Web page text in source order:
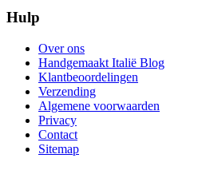
Hulp
Over ons
Handgemaakt Italië Blog
Klantbeoordelingen
Verzending
Algemene voorwaarden
Privacy
Contact
Sitemap